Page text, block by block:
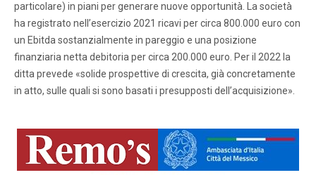
particolare) in piani per generare nuove opportunità. La società
ha registrato nell’esercizio 2021 ricavi per circa 800.000 euro con
un Ebitda sostanzialmente in pareggio e una posizione
finanziaria netta debitoria per circa 200.000 euro. Per il 2022 la
ditta prevede «solide prospettive di crescita, già concretamente
in atto, sulle quali si sono basati i presupposti dell’acquisizione».